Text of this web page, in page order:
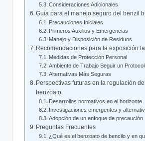
Consideraciones Adicionales
Guía para el manejo​ seguro del‍ benzil
Precauciones Iniciales
Primeros Auxilios y Emergencias
Manejo ‍y ⁣Disposición de Residuos
Recomendaciones‌ para la exposición
Medidas de Protección Personal
Ambiente de Trabajo Seguir un​
Alternativas Más ⁤Seguras
Perspectivas futuras en la regulación
benzoato
Desarrollos⁤ normativos en el‌ horizonte
Investigaciones emergentes ‌y
Adopción de un enfoque de precaución
Preguntas Frecuentes
¿Qué es el benzoato de ​bencilo y en